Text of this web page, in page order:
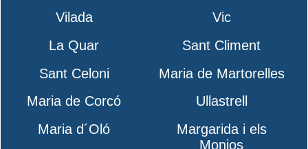
Vilada
Vic
La Quar
Sant Climent
Sant Celoni
Maria de Martorelles
Maria de Corcó
Ullastrell
Maria d´Oló
Margarida i els
Monjos